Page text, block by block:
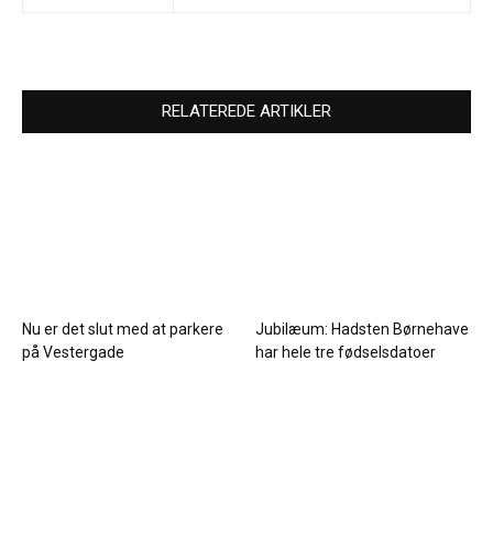
RELATEREDE ARTIKLER
Nu er det slut med at parkere
på Vestergade
Jubilæum: Hadsten Børnehave
har hele tre fødselsdatoer